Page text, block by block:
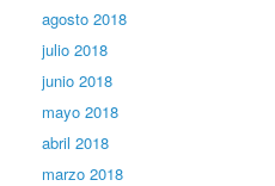
agosto 2018
julio 2018
junio 2018
mayo 2018
abril 2018
marzo 2018